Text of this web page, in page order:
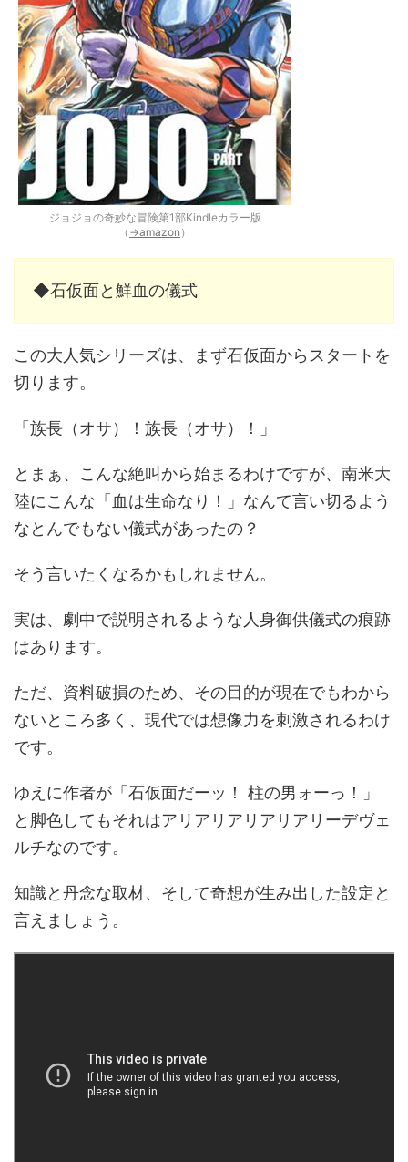
ジョジョの奇妙な冒険第1部Kindleカラー版
（ →amazon ）
◆石仮面と鮮血の儀式
この大人気シリーズは、まず石仮面からスタートを
切ります。
「族長（オサ）！族長（オサ）！」
とまぁ、こんな絶叫から始まるわけですが、南米大
陸にこんな「血は生命なり！」なんて言い切るよう
なとんでもない儀式があったの？
そう言いたくなるかもしれません。
実は、劇中で説明されるような人身御供儀式の痕跡
はあります。
ただ、資料破損のため、その目的が現在でもわから
ないところ多く、現代では想像力を刺激されるわけ
です。
ゆえに作者が「石仮面だーッ！ 柱の男ォーっ！」
と脚色してもそれはアリアリアリアリアリーデヴェ
ルチなのです。
知識と丹念な取材、そして奇想が生み出した設定と
言えましょう。